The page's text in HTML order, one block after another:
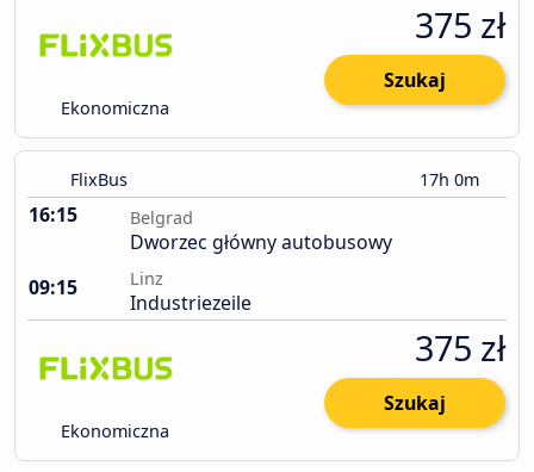
Ekonomiczna
375 zł
Szukaj
FlixBus 17h 0m
16:15 Belgrad
Dworzec główny autobusowy
09:15
Linz
Industriezeile
Ekonomiczna
375 zł
Szukaj